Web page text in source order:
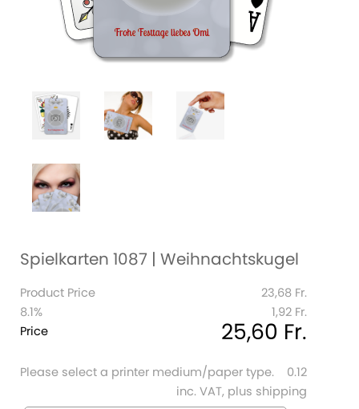
Spielkarten 1087 | Weihnachtskugel
Product Price
23,68 Fr.
8.1%
1,92 Fr.
Price
25,60 Fr.
Please select a printer medium/paper type.
0.12
inc. VAT, plus shipping